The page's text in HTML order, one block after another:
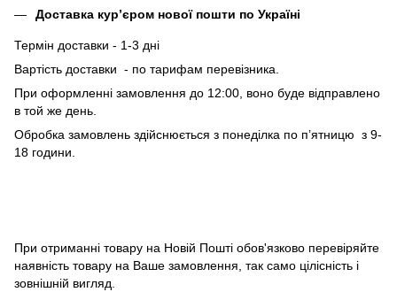
Доставка кур’єром нової пошти по Україні
Термін доставки - 1-3 дні
Вартість доставки - по тарифам перевізника.
При оформленні замовлення до 12:00, воно буде відправлено
в той же день.
Обробка замовлень здійснюється з понеділка по п’ятницю з 9-
18 години.
При отриманні товару на Новій Пошті обов'язково перевіряйте
наявність товару на Ваше замовлення, так само цілісність і
зовнішній вигляд.